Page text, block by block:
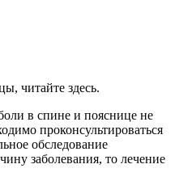
читайте здесь.
в спине и пояснице не
проконсультироваться
обследование
заболевания, то лечение